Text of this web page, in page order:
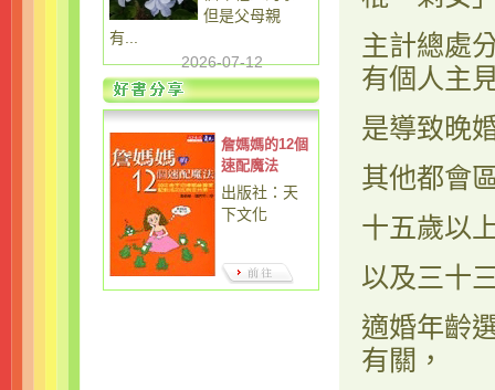
但是父母親
有...
2026-07-12
詹媽媽的12個
速配魔法
出版社：天
下文化
主計總處
有個人主
是導致晚
其他都會
十五歲以
以及三十
適婚年齡
有關，